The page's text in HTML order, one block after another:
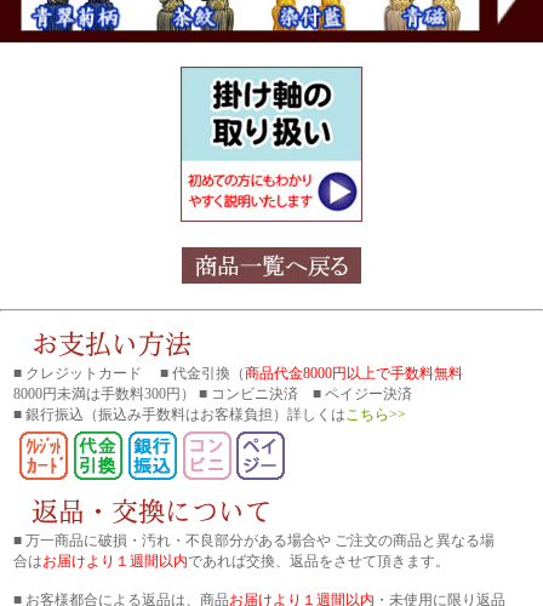
■ クレジットカード ■ 代金引換（商品代金8000円以上で手数料無料
8000円未満は手数料300円） ■ コンビニ決済 ■ ペイジー決済
■ 銀行振込 （振込み手数料はお客様負担）詳しくは こちら>>
■ 万一商品に破損・汚れ・不良部分がある場合や ご注文の商品と異なる場
合はお届けより１週間以内であれば交換、返品をさせて頂きます。
■ お客様都合による返品は、商品お届けより１週間以内 ・未使用に限り返品